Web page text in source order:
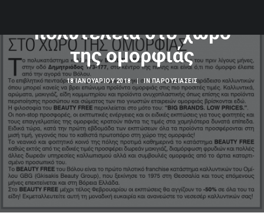
πολυτέλεια στο χώρο
της ομορφιάς
18 ΙΑΝΟΥΑΡΊΟΥ 2018 | INΠΑΡΟΥΣΙΑΣΕΙΣ